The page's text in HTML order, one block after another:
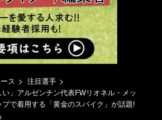
ス
注目選手
い」アルゼンチン代表FWリオネル・メッ
で着用する「黄金のスパイク」が話題!